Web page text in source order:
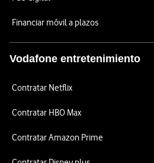
Financiar móvil a plazos
Vodafone entretenimiento
Contratar Netflix
Contratar HBO Max
Contratar Amazon Prime